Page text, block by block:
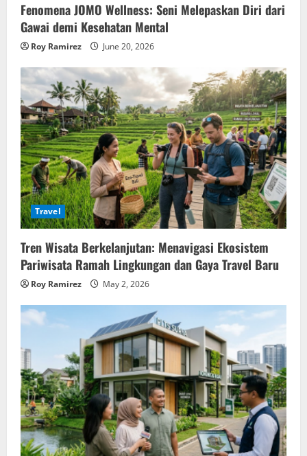
Fenomena JOMO Wellness: Seni Melepaskan Diri dari
Gawai demi Kesehatan Mental
Roy Ramirez June 20, 2026
Travel
Tren Wisata Berkelanjutan: Menavigasi Ekosistem
Pariwisata Ramah Lingkungan dan Gaya Travel Baru
Roy Ramirez May 2, 2026